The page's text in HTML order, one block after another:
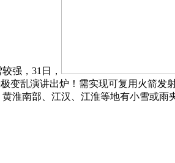
强，31日，
变乱演讲出炉！需实现可复用火箭
淮南部、江汉、江淮等地有小雪或